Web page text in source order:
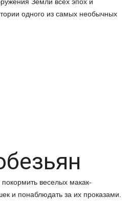
одного из самых необычных
веселых макак-
и понаблюдать за их проказами.